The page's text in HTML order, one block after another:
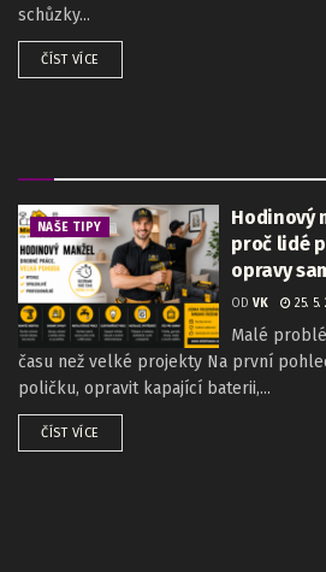
schůzky...
ČÍST VÍCE
NAŠE TIPY
Hodinový
proč lidé
opravy
OD VK 25. 5.
Malé
času než velké projekty Na první
poličku, opravit kapající baterii,...
ČÍST VÍCE